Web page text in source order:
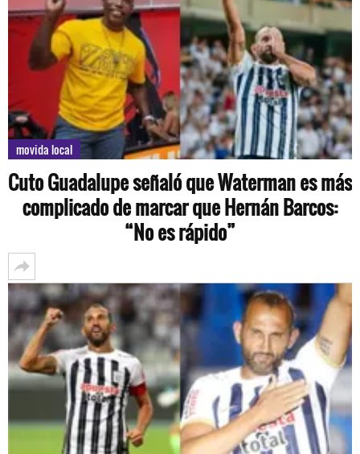
movida local
Cuto Guadalupe señaló que Waterman es más
complicado de marcar que Hernán Barcos:
“No es rápido”